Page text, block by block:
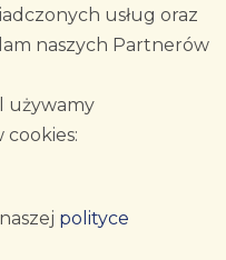
usług oraz
naszych Partnerów
używamy
polityce